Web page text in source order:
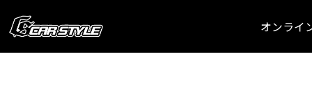
オンライ